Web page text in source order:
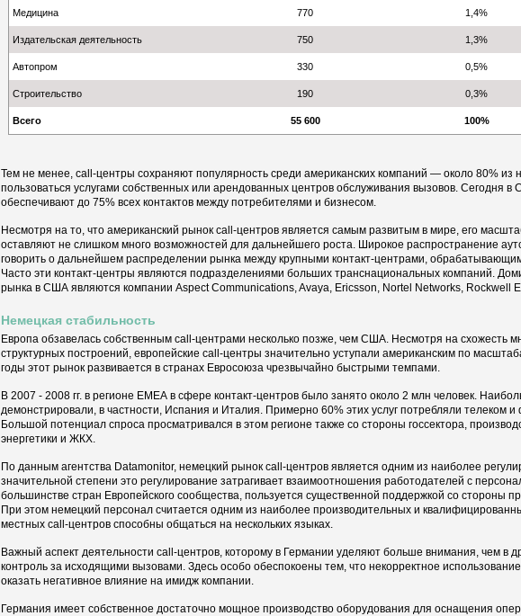
Медицина 770 1,4%
Издательская деятельность 750 1,3%
Автопром 330 0,5%
Строительство 190 0,3%
Всего 55 600 100%
Тем не менее, call-центры сохраняют популярность среди американских компаний — около 80% из
пользоваться услугами собственных или арендованных центров обслуживания вызовов. Сегодня
обеспечивают до 75% всех контактов между потребителями и бизнесом.
Несмотря на то, что американский рынок call-центров является самым развитым в мире, его
оставляют не слишком много возможностей для дальнейшего роста. Широкое распространение
говорить о дальнейшем распределении рынка между крупными контакт-центрами,
Часто эти контакт-центры являются подразделениями больших транснациональных компаний.
рынка в США являются компании Aspect Communications, Avaya, Ericsson, Nortel Networks, Rockwell
Немецкая стабильность
Европа обзавелась собственным call-центрами несколько позже, чем США. Несмотря на схожесть
структурных построений, европейские call-центры значительно уступали американским по
годы этот рынок развивается в странах Евросоюза чрезвычайно быстрыми темпами.
В 2007 - 2008 гг. в регионе ЕМЕА в сфере контакт-центров было занято около 2 млн человек.
демонстрировали, в частности, Испания и Италия. Примерно 60% этих услуг потребляли телеком
Большой потенциал спроса просматривался в этом регионе также со стороны госсектора,
энергетики и ЖКХ.
По данным агентства Datamonitor, немецкий рынок call-центров является одним из наиболее
значительной степени это регулирование затрагивает взаимоотношения работодателей с
большинстве стран Европейского сообщества, пользуется существенной поддержкой со стороны
При этом немецкий персонал считается одним из наиболее производительных и
местных call-центров способны общаться на нескольких языках.
Важный аспект деятельности call-центров, которому в Германии уделяют больше внимания, чем в
контроль за исходящими вызовами. Здесь особо обеспокоены тем, что некорректное
оказать негативное влияние на имидж компании.
Германия имеет собственное достаточно мощное производство оборудования для оснащения